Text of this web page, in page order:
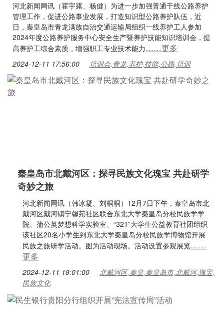
河北新闻网讯（霍宇露、杨健）为进一步加强普通干线公路养护
管理工作，促进公路事业发展，打造知识型公路养护队伍，近
日，秦皇岛市青龙满族自治交通运输局组织一线养护工人参加
2024年度公路养护服务中心安全生产暨养护技能知识培训会，提
高养护工综合素质，增强职工专业技术能力……更多
2024-12-11 17:56:00 培训会,青龙,养护,技能,公路,培训
秦皇岛市北戴河区：探寻民族文化瑰宝 共赴研学
奇妙之旅
河北新闻网讯（韩冰凝、刘桐桐）12月7日下午，秦皇岛市北
戴河区戴河镇宁馨苑社区联合东北大学秦皇岛分校民族学学
院、蒲公英梦想科学实验室、“321”大学生公益教育社团组织
该社区20名小学生到东北大学秦皇岛分校民族学博物馆开展
民族之旅研学活动。图为活动现场。活动设置参观展览……
更多
2024-12-11 18:01:00
北戴河区,秦皇,秦皇岛市,北戴河,瑰宝,
民族文化